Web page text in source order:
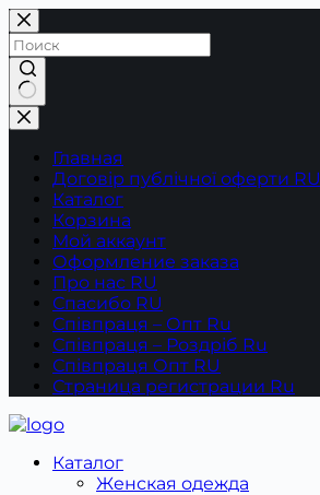
Перейти
к
сути
Ничего
не
найденоГлавная
Договір публічної оферти RU
Каталог
Корзина
Мой аккаунт
Оформление заказа
Про нас RU
Спасибо RU
Співпраця – Опт Ru
Співпраця – Роздріб Ru
Співпраця Опт RU
Страница регистрации Ru
Каталог
Женская одежда